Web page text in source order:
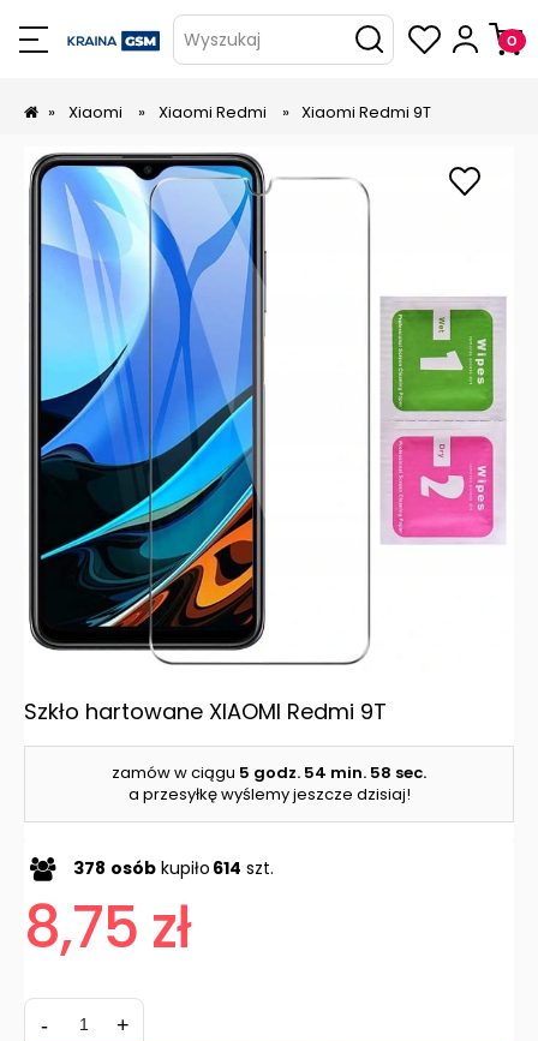
Wyszukaj
» Xiaomi » Xiaomi Redmi » Xiaomi Redmi 9T
zamów w ciągu 5 godz. 54 min. 57 sec.
a przesyłkę wyślemy jeszcze dzisiaj!
Szkło hartowane XIAOMI Redmi 9T
378 osób kupiło 614 szt.
8,75 zł
- +